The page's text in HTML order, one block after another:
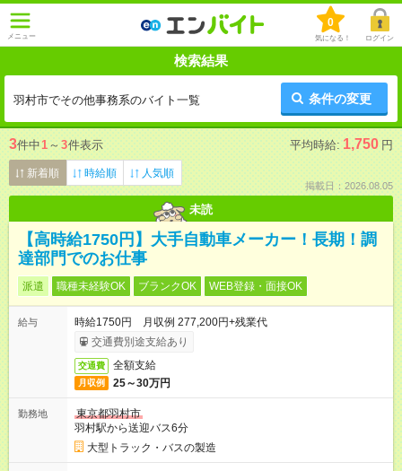
メニュー
0
気になる！ ログイン
検索結果
羽村市でその他事務系のバイト一覧 条件の変更
3件中1 ～ 3件表示 平均時給: 1,750 円
新着順 時給順 人気順
掲載日：2026.08.05
未読
【高時給1750円】大手自動車メーカー！長期！調
達部門でのお仕事
派遣 職種未経験OK ブランクOK WEB登録・面接OK
給与
時給1750円 月収例 277,200円+残業代
交通費別途支給あり
交通費 全額支給
月収例 25～30万円
勤務地
東京都羽村市
羽村駅から送迎バス6分
大型トラック・バスの製造